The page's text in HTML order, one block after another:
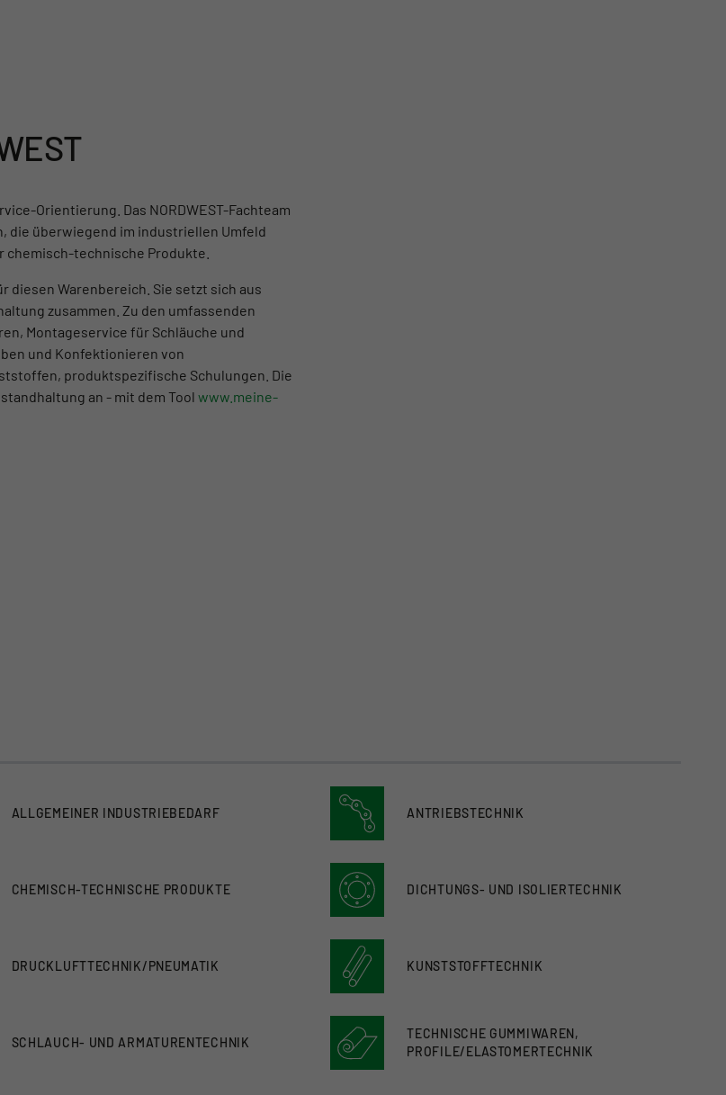
Orientierung. Das NORDWEST-Fachteam
die überwiegend im industriellen Umfeld
chemisch-technische Produkte.
Warenbereich. Sie setzt sich aus
zusammen. Zu den umfassenden
Montageservice für Schläuche und
und Konfektionieren von
produktspezifische Schulungen. Die
an - mit dem Tool www.meine-
ALLGEMEINER INDUSTRIEBEDARF ANTRIEBSTECHNIK
CHEMISCH-TECHNISCHE PRODUKTE DICHTUNGS- UND ISOLIERTECHNIK
DRUCKLUFTTECHNIK/PNEUMATIK KUNSTSTOFFTECHNIK
SCHLAUCH- UND ARMATURENTECHNIK
TECHNISCHE GUMMIWAREN,
PROFILE/ELASTOMERTECHNIK